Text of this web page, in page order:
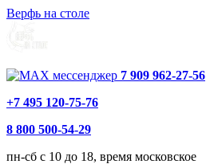
Верфь на столе
7 909 962-27-56
+7 495 120-75-76
8 800 500-54-29
пн-сб с 10 до 18, время московское